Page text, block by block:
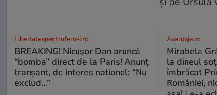
Libertateapentrufemei.ro
BREAKING! Nicușor Dan aruncă
“bomba” direct de la Paris! Anunț
tranșant, de interes national: “Nu
exclud…”
Avantaje.ro
Mirabela
la dineul
îmbrăcat
României,